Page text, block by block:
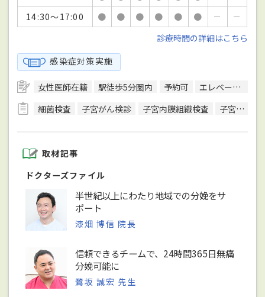
14:30～17:00
● ● ● ● ● ● －
－
診療時間の詳細はこちら
感染症対策実施
女性医師在籍 駅徒歩5分圏内 予約可
エレベーターあり
細菌検査
子宮がん検診 子宮内膜組織検査 子宮頸がん検診
取材記事
ドクターズファイル
半世紀以上にわたり地域での分娩をサ
ポート
漆畑 博信 院長
信頼できるチームで、24時間365日無痛
分娩可能に
鷺坂 誠宏 先生